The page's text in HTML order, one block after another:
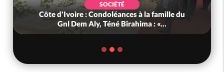
SOCIÉTÉ
Côte d'Ivoire : Condoléances à la famille du
Gnl Dem Aly, Téné Birahima : «...